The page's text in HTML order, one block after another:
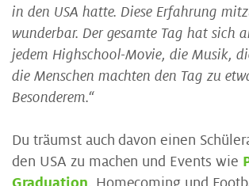
in den USA hatte. Diese Erfahrung
wunderbar. Der gesamte Tag hat sich
jedem Highschool-Movie, die Musik,
die Menschen machten den Tag zu
Besonderem.“
Du träumst auch davon einen
den USA zu machen und Events wie